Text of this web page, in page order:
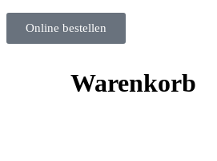
Online bestellen
Warenkorb